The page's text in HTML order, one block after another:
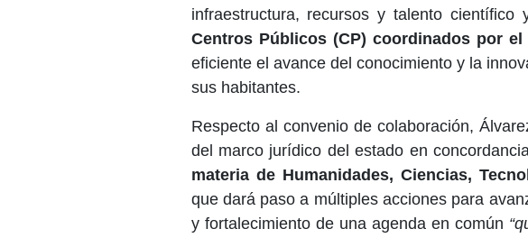
infraestructura, recursos y talento científico
Centros Públicos (CP) coordinados por el
eficiente el avance del conocimiento y la
sus habitantes.
Respecto al convenio de colaboración,
del marco jurídico del estado en
materia de Humanidades, Ciencias,
que dará paso a múltiples acciones para
y fortalecimiento de una agenda en común